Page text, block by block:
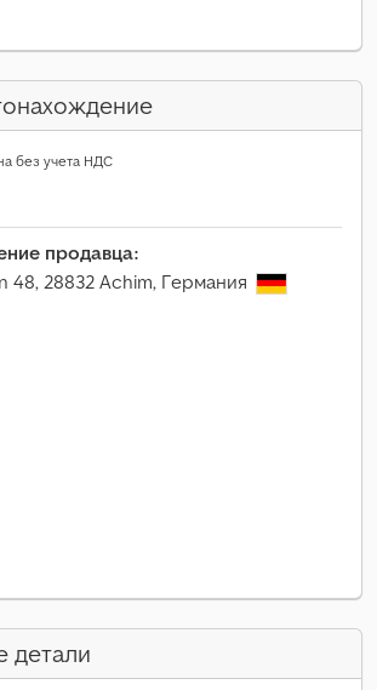
без учета НДС
продавца:
48, 28832 Achim, Германия
детали